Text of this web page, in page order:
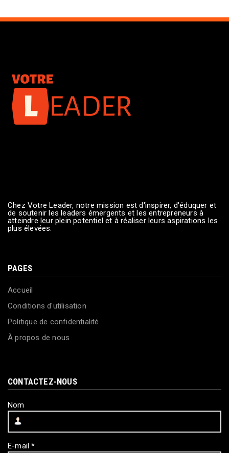
Chez Votre Leader, notre mission est d'inspirer, d'éduquer et
de soutenir les leaders émergents et les entrepreneurs à
atteindre leur plein potentiel et à réaliser leurs aspirations les
plus élevées.
PAGES
Accueil
Conditions d'utilisation
Politique de confidentialité
À propos de nous
CONTACTEZ-NOUS
Nom
E-mail*